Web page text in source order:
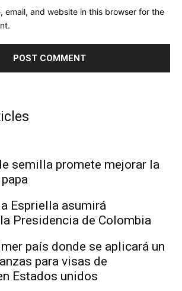
email, and website in this browser for the
semilla promete mejorar la
Espriella asumirá
Presidencia de Colombia
país donde se aplicará un
para visas de
Estados unidos